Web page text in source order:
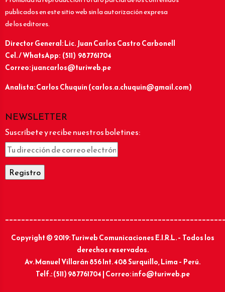
publicados en este sitio web sin la autorización expresa
de los editores.
Director General: Lic.Juan Carlos Castro Carbonell
Cel. / WhatsApp: (511) 987761704
Correo: juancarlos@turiweb.pe
Analista: Carlos Chuquín (carlos.a.chuquin@gmail.com)
NEWSLETTER
Suscríbete y recibe nuestros boletines:
Copyright © 2019: Turiweb Comunicaciones E.I.R.L. – Todos los
derechos reservados.
Av. Manuel Villarán 856 Int. 408 Surquillo, Lima – Perú.
Telf.: (511) 987761704 | Correo: info@turiweb.pe